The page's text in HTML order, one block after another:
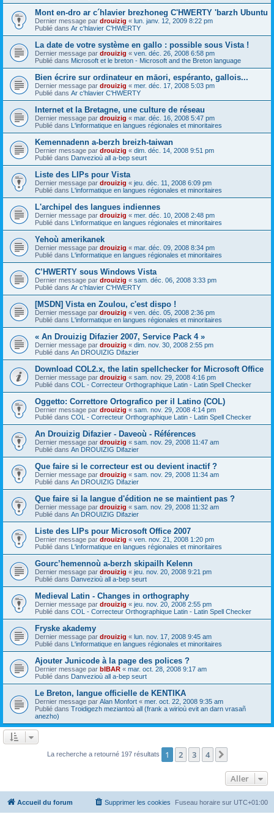
Mont en-dro ar c´hlavier brezhoneg C'HWERTY 'barzh Ubuntu
Dernier message par drouizig « lun. janv. 12, 2009 8:22 pm
Publié dans Ar c'hlavier C'HWERTY
La date de votre système en gallo : possible sous Vista !
Dernier message par drouizig « ven. déc. 26, 2008 6:58 pm
Publié dans Microsoft et le breton - Microsoft and the Breton language
Bien écrire sur ordinateur en māori, espéranto, gallois...
Dernier message par drouizig « mer. déc. 17, 2008 5:03 pm
Publié dans Ar c'hlavier C'HWERTY
Internet et la Bretagne, une culture de réseau
Dernier message par drouizig « mar. déc. 16, 2008 5:47 pm
Publié dans L'informatique en langues régionales et minoritaires
Kemennadenn a-berzh breizh-taiwan
Dernier message par drouizig « dim. déc. 14, 2008 9:51 pm
Publié dans Danvezioù all a-bep seurt
Liste des LIPs pour Vista
Dernier message par drouizig « jeu. déc. 11, 2008 6:09 pm
Publié dans L'informatique en langues régionales et minoritaires
L'archipel des langues indiennes
Dernier message par drouizig « mer. déc. 10, 2008 2:48 pm
Publié dans L'informatique en langues régionales et minoritaires
Yehoù amerikanek
Dernier message par drouizig « mar. déc. 09, 2008 8:34 pm
Publié dans L'informatique en langues régionales et minoritaires
C’HWERTY sous Windows Vista
Dernier message par drouizig « sam. déc. 06, 2008 3:33 pm
Publié dans Ar c'hlavier C'HWERTY
[MSDN] Vista en Zoulou, c'est dispo !
Dernier message par drouizig « ven. déc. 05, 2008 2:36 pm
Publié dans L'informatique en langues régionales et minoritaires
« An Drouizig Difazier 2007, Service Pack 4 »
Dernier message par drouizig « dim. nov. 30, 2008 2:55 pm
Publié dans An DROUIZIG Difazier
Download COL2.x, the latin spellchecker for Microsoft Office
Dernier message par drouizig « sam. nov. 29, 2008 4:16 pm
Publié dans COL - Correcteur Orthographique Latin - Latin Spell Checker
Oggetto: Correttore Ortografico per il Latino (COL)
Dernier message par drouizig « sam. nov. 29, 2008 4:14 pm
Publié dans COL - Correcteur Orthographique Latin - Latin Spell Checker
An Drouizig Difazier - Daveoù - Références
Dernier message par drouizig « sam. nov. 29, 2008 11:47 am
Publié dans An DROUIZIG Difazier
Que faire si le correcteur est ou devient inactif ?
Dernier message par drouizig « sam. nov. 29, 2008 11:34 am
Publié dans An DROUIZIG Difazier
Que faire si la langue d'édition ne se maintient pas ?
Dernier message par drouizig « sam. nov. 29, 2008 11:32 am
Publié dans An DROUIZIG Difazier
Liste des LIPs pour Microsoft Office 2007
Dernier message par drouizig « ven. nov. 21, 2008 1:20 pm
Publié dans L'informatique en langues régionales et minoritaires
Gourc’hemennoù a-berzh skipailh Kelenn
Dernier message par drouizig « jeu. nov. 20, 2008 9:21 pm
Publié dans Danvezioù all a-bep seurt
Medieval Latin - Changes in orthography
Dernier message par drouizig « jeu. nov. 20, 2008 2:55 pm
Publié dans COL - Correcteur Orthographique Latin - Latin Spell Checker
Fryske akademy
Dernier message par drouizig « lun. nov. 17, 2008 9:45 am
Publié dans L'informatique en langues régionales et minoritaires
Ajouter Junicode à la page des polices ?
Dernier message par bIBAR « mar. oct. 28, 2008 9:17 am
Publié dans Danvezioù all a-bep seurt
Le Breton, langue officielle de KENTIKA
Dernier message par Alan Monfort « mer. oct. 22, 2008 9:35 am
Publié dans Troidigezh meziantoù all (frank a wirioù evit an darn vrasañ
anezho)
La recherche a retourné 197 résultats 1 2 3 4
Aller
Accueil du forum Fuseau horaire sur UTC+01:00
Supprimer les cookies